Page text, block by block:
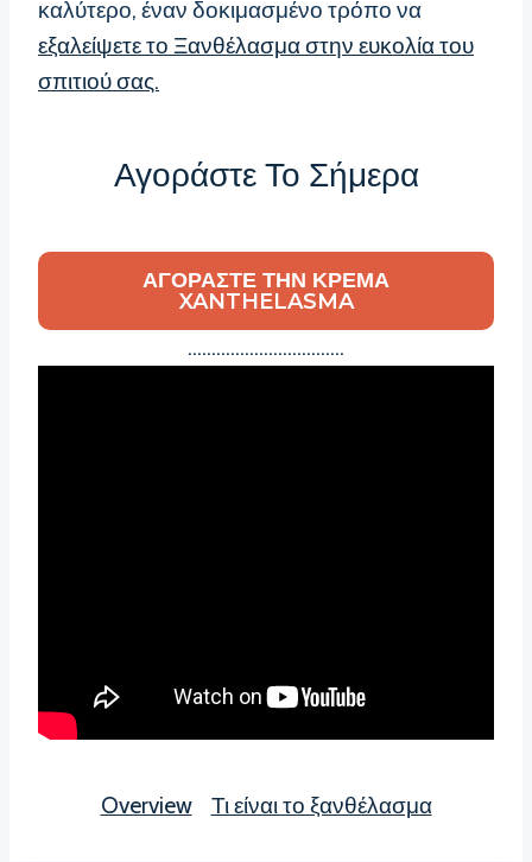
καλύτερο, έναν δοκιμασμένο τρόπο να
εξαλείψετε το Ξανθέλασμα στην ευκολία του
σπιτιού σας.
Αγοράστε Το Σήμερα
ΑΓΟΡΆΣΤΕ ΤΗΝ ΚΡΈΜΑ
XANTHELASMA
……………………………
Overview Τι είναι το ξανθέλασμα